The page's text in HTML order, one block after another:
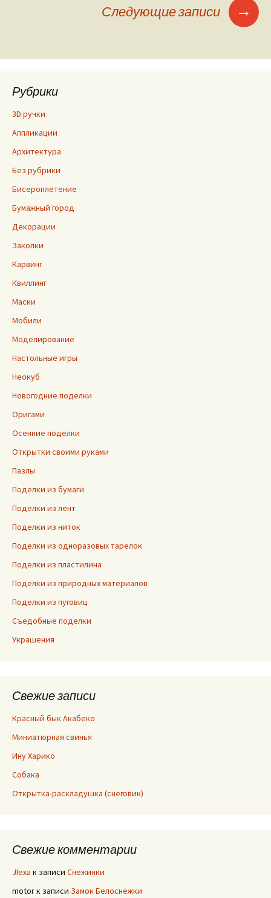
Навигация по
записям
Следующие записи →
Рубрики
3D ручки
Аппликации
Архитектура
Без рубрики
Бисероплетение
Бумажный город
Декорации
Заколки
Карвинг
Квиллинг
Маски
Мобили
Моделирование
Настольные игры
Неокуб
Новогодние поделки
Оригами
Осенние поделки
Открытки своими руками
Пазлы
Поделки из бумаги
Поделки из лент
Поделки из ниток
Поделки из одноразовых тарелок
Поделки из пластилина
Поделки из природных материалов
Поделки из пуговиц
Съедобные поделки
Украшения
Свежие записи
Красный бык Акабеко
Миниатюрная свинья
Ину Харико
Собака
Открытка-раскладушка (снеговик)
Свежие комментарии
JIexa к записи Снежинки
motorк записи Замок Белоснежки